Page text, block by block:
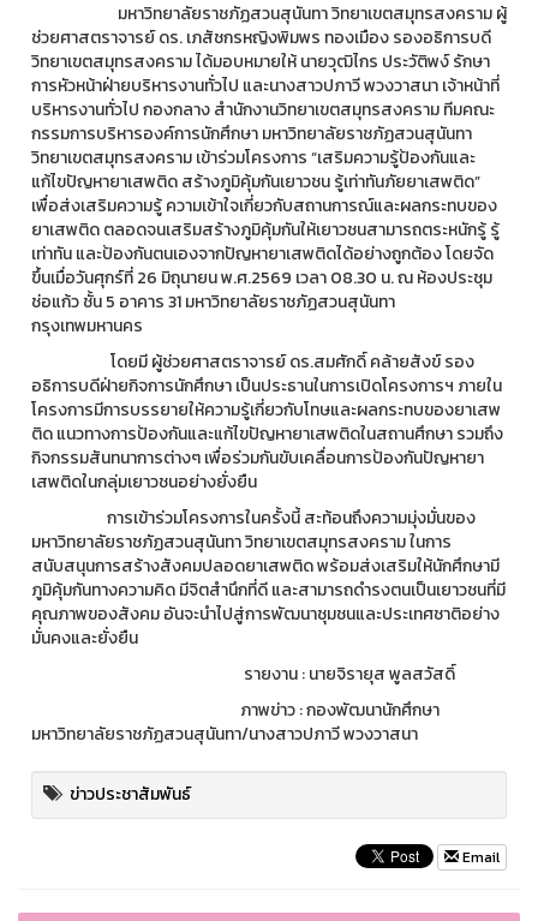
มหาวิทยาลัยราชภัฏสวนสุนันทา วิทยาเขตสมุทรสงคราม ผู้
ช่วยศาสตราจารย์ ดร. เภสัชกรหญิงพิมพร ทองเมือง รองอธิการบดี
วิทยาเขตสมุทรสงคราม ได้มอบหมายให้ นายวุฒิไกร ประวัติพง์ รักษา
การหัวหน้าฝ่ายบริหารงานทั่วไป และนางสาวปภาวี พวงวาสนา เจ้าหน้าที่
บริหารงานทั่วไป กองกลาง สำนักงานวิทยาเขตสมุทรสงคราม ทีมคณะ
กรรมการบริหารองค์การนักศึกษา มหาวิทยาลัยราชภัฏสวนสุนันทา
วิทยาเขตสมุทรสงคราม เข้าร่วมโครงการ “เสริมความรู้ป้องกันและ
แก้ไขปัญหายาเสพติด สร้างภูมิคุ้มกันเยาวชน รู้เท่าทันภัยยาเสพติด”
เพื่อส่งเสริมความรู้ ความเข้าใจเกี่ยวกับสถานการณ์และผลกระทบของ
ยาเสพติด ตลอดจนเสริมสร้างภูมิคุ้มกันให้เยาวชนสามารถตระหนักรู้ รู้
เท่าทัน และป้องกันตนเองจากปัญหายาเสพติดได้อย่างถูกต้อง โดยจัด
ขึ้นเมื่อวันศุกร์ที่ 26 มิถุนายน พ.ศ.2569 เวลา 08.30 น. ณ ห้องประชุม
ช่อแก้ว ชั้น 5 อาคาร 31 มหาวิทยาลัยราชภัฏสวนสุนันทา
กรุงเทพมหานคร
โดยมี ผู้ช่วยศาสตราจารย์ ดร.สมศักดิ์ คล้ายสังข์ รอง
อธิการบดีฝ่ายกิจการนักศึกษา เป็นประธานในการเปิดโครงการฯ ภายใน
โครงการมีการบรรยายให้ความรู้เกี่ยวกับโทษและผลกระทบของยาเสพ
ติด แนวทางการป้องกันและแก้ไขปัญหายาเสพติดในสถานศึกษา รวมถึง
กิจกรรมสันทนาการต่างๆ เพื่อร่วมกันขับเคลื่อนการป้องกันปัญหายา
เสพติดในกลุ่มเยาวชนอย่างยั่งยืน
การเข้าร่วมโครงการในครั้งนี้ สะท้อนถึงความมุ่งมั่นของ
มหาวิทยาลัยราชภัฏสวนสุนันทา วิทยาเขตสมุทรสงคราม ในการ
สนับสนุนการสร้างสังคมปลอดยาเสพติด พร้อมส่งเสริมให้นักศึกษามี
ภูมิคุ้มกันทางความคิด มีจิตสำนึกที่ดี และสามารถดำรงตนเป็นเยาวชนที่มี
คุณภาพของสังคม อันจะนำไปสู่การพัฒนาชุมชนและประเทศชาติอย่าง
มั่นคงและยั่งยืน
รายงาน : นายจิรายุส พูลสวัสดิ์
ภาพข่าว : กองพัฒนานักศึกษา
มหาวิทยาลัยราชภัฏสวนสุนันทา/นางสาวปภาวี พวงวาสนา
ข่าวประชาสัมพันธ์
Email